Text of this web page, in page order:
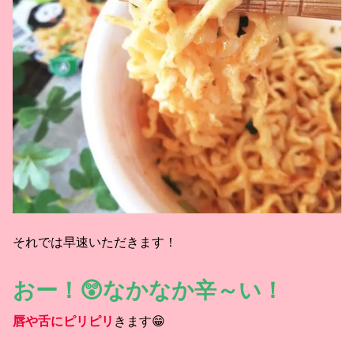
それでは早速いただきます！
おー！😲なかなか辛～い！
唇や舌にピリピリ きます😁